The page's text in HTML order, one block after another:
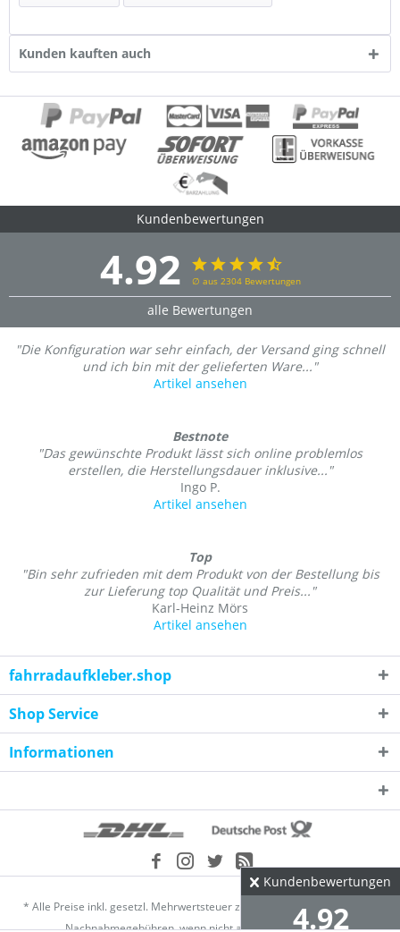
Kundenbewertungen
4.92
Kunden kauften auch
Kundenbewertungen
4.92 ∅ aus 2304 Bewertungen
alle Bewertungen
"Die Konfiguration war sehr einfach, der Versand ging schnell
und ich bin mit der gelieferten Ware..."
Artikel ansehen
Bestnote
"Das gewünschte Produkt lässt sich online problemlos
erstellen, die Herstellungsdauer inklusive..."
Ingo P.
Artikel ansehen
Top
"Bin sehr zufrieden mit dem Produkt von der Bestellung bis
zur Lieferung top Qualität und Preis..."
Karl-Heinz Mörs
Artikel ansehen
fahrradaufkleber.shop
Shop Service
Informationen
* Alle Preise inkl. gesetzl. Mehrwertsteuer zzgl. Versandkosten und ggf.
Nachnahmegebühren, wenn nicht anders beschrieben